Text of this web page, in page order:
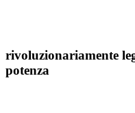
rivoluzionariamente
potenza